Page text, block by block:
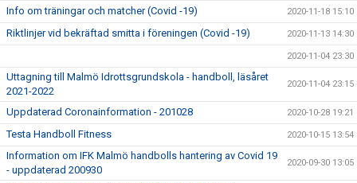
Info om träningar och matcher (Covid -19) 2020-11-18 15:10
Riktlinjer vid bekräftad smitta i föreningen (Covid -19) 2020-11-13 14:30
2020-11-04 23:30
Uttagning till Malmö Idrottsgrundskola - handboll, läsåret
2021-2022
2020-11-04 23:15
Uppdaterad Coronainformation - 201028 2020-10-28 19:21
Testa Handboll Fitness 2020-10-15 13:54
Information om IFK Malmö handbolls hantering av Covid 19
- uppdaterad 200930
2020-09-30 13:05